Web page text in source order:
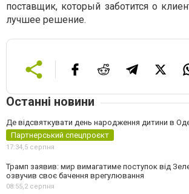
поставщик, который заботится о
лучшее решение.
Останні новини
Де відсвяткувати день народження дитини в
Партнерський спецпроєкт
17:34,5 серпня
Трамп заявив: мир вимагатиме поступок від
озвучив своє бачення врегулювання
08:55,2 серпня